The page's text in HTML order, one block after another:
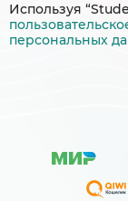
Используя
персональных